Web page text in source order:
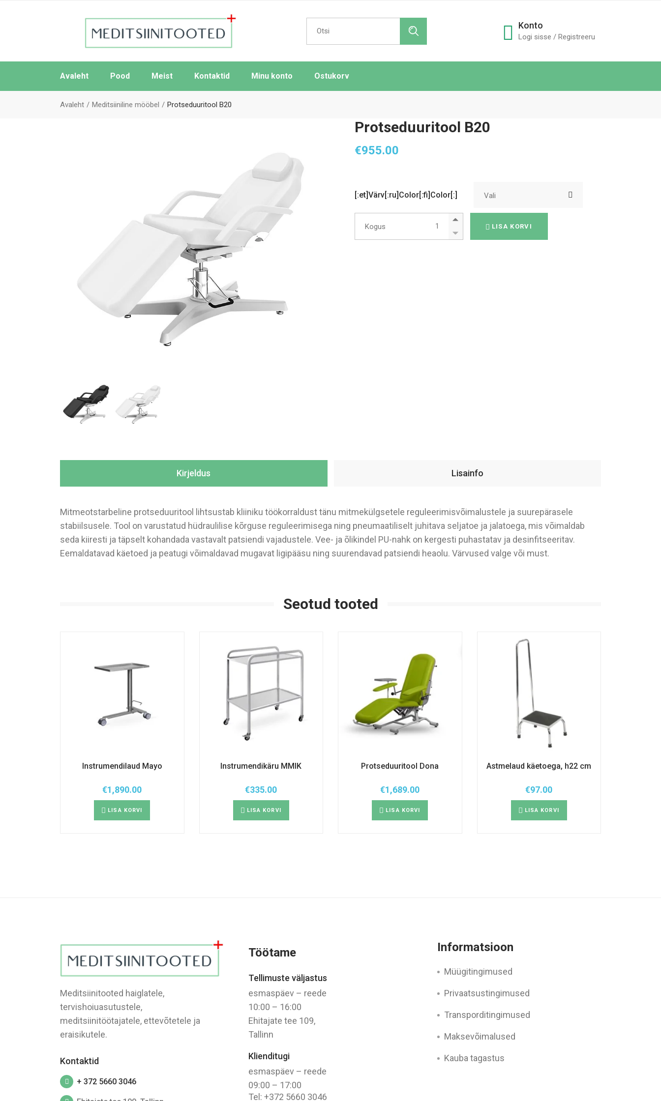
Search
for:
Konto
Logi sisse / Registreeru
Avaleht Pood Meist Kontaktid Minu konto Ostukorv
Avaleht Meditsiiniline mööbel Protseduuritool B20
Protseduuritool B20
€955.00
[:et]Värv[:ru]Color[:fi]Color[:] Vali
Kogus
Protseduuritool B20 quantity
LISA KORVI
Kirjeldus Lisainfo
Mitmeotstarbeline protseduuritool lihtsustab kliiniku töökorraldust tänu mitmekülgsetele reguleerimisvõimalustele ja suurepärasele
stabiilsusele. Tool on varustatud hüdraulilise kõrguse reguleerimisega ning pneumaatiliselt juhitava seljatoe ja jalatoega, mis võimaldab
seda kiiresti ja täpselt kohandada vastavalt patsiendi vajadustele. Vee- ja õlikindel PU-nahk on kergesti puhastatav ja desinfitseeritav.
Eemaldatavad käetoed ja peatugi võimaldavad mugavat ligipääsu ning suurendavad patsiendi heaolu. Värvused valge või must.
Seotud tooted
Instrumendilaud Mayo
€1,890.00
LISA KORVI
Instrumendikäru MMIK
€335.00
LISA KORVI
Protseduuritool Dona
€1,689.00
LISA KORVI
Astmelaud käetoega, h22 cm
€97.00
LISA KORVI
Meditsiinitooted haiglatele,
tervishoiuasutustele,
meditsiinitöötajatele, ettevõtetele ja
eraisikutele.
Kontaktid
+ 372 5660 3046
Töötame
Tellimuste väljastus
esmaspäev – reede
10:00 – 16:00
Ehitajate tee 109,
Tallinn
Klienditugi
esmaspäev – reede
09:00 – 17:00
Tel: +372 5660 3046
Informatsioon
Müügitingimused
Privaatsustingimused
Transporditingimused
Maksevõimalused
Kauba tagastus